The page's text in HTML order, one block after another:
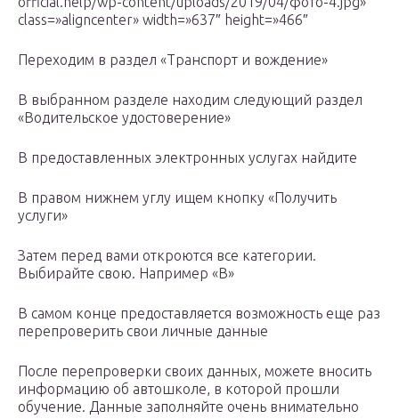
class=»aligncenter» width=»637″ height=»466″
Переходим в раздел «Транспорт и вождение»
В выбранном разделе находим следующий раздел
«Водительское удостоверение»
В предоставленных электронных услугах найдите
В правом нижнем углу ищем кнопку «Получить
услуги»
Затем перед вами откроются все категории.
Выбирайте свою. Например «В»
В самом конце предоставляется возможность еще раз
перепроверить свои личные данные
После перепроверки своих данных, можете вносить
информацию об автошколе, в которой прошли
обучение. Данные заполняйте очень внимательно